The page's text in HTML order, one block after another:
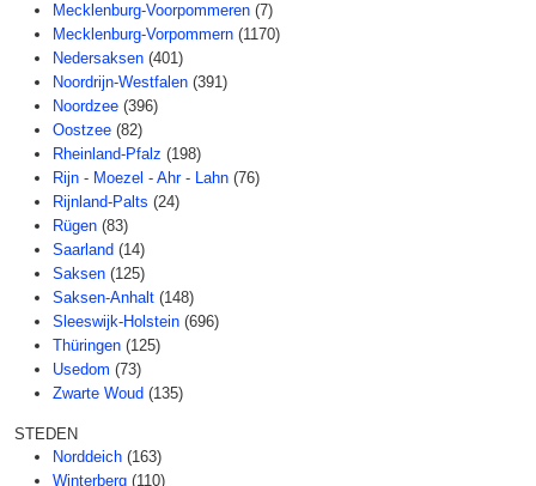
Mecklenburg-Voorpommeren (7)
Mecklenburg-Vorpommern (1170)
Nedersaksen (401)
Noordrijn-Westfalen (391)
Noordzee (396)
Oostzee (82)
Rheinland-Pfalz (198)
Rijn - Moezel - Ahr - Lahn (76)
Rijnland-Palts (24)
Rügen (83)
Saarland (14)
Saksen (125)
Saksen-Anhalt (148)
Sleeswijk-Holstein (696)
Thüringen (125)
Usedom (73)
Zwarte Woud (135)
STEDEN
Norddeich (163)
Winterberg (110)